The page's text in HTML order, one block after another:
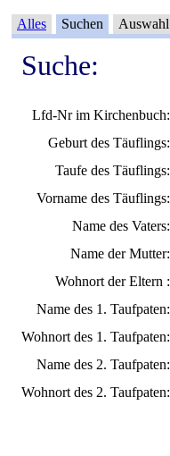
Alles Suchen Auswahl
Suche:
Lfd-Nr im Kirchenbuch:
Geburt des Täuflings:
Taufe des Täuflings:
Vorname des Täuflings:
Name des Vaters:
Name der Mutter:
Wohnort der Eltern :
Name des 1. Taufpaten:
Wohnort des 1. Taufpaten:
Name des 2. Taufpaten:
Wohnort des 2. Taufpaten: